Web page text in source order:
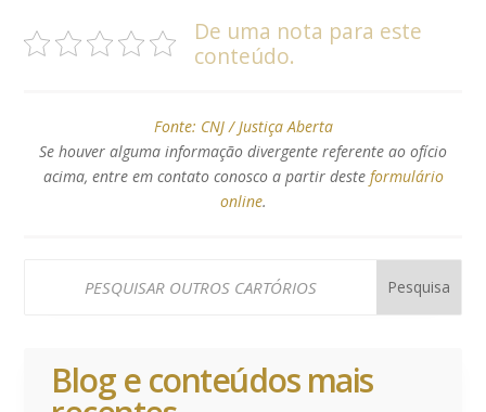
De uma nota para este
conteúdo.
Fonte: CNJ / Justiça Aberta
Se houver alguma informação divergente referente ao ofício
acima, entre em contato conosco a partir deste formulário
online.
Blog e conteúdos mais